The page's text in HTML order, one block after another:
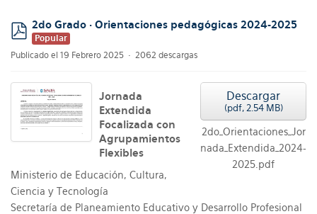
pdf
2do Grado · Orientaciones pedagógicas 2024-2025
Popular
Publicado el 19 Febrero 2025
2062 descargas
Descargar
(pdf, 2.54 MB)
2do_Orientaciones_Jor
nada_Extendida_2024-
2025.pdf
Jornada
Extendida
Focalizada con
Agrupamientos
Flexibles
Ministerio de Educación, Cultura,
Ciencia y Tecnología
Secretaría de Planeamiento Educativo y Desarrollo Profesional